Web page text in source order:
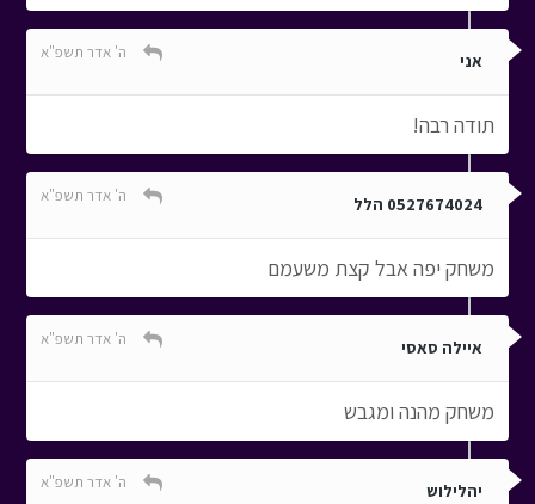
אני ה' אדר תשפ"א
תודה רבה!
0527674024 הלל ה' אדר תשפ"א
משחק יפה אבל קצת משעמם
איילה סאסי ה' אדר תשפ"א
משחק מהנה ומגבש
יהלילוש ה' אדר תשפ"א